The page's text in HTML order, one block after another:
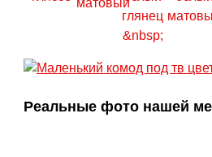
Реальные фото нашей